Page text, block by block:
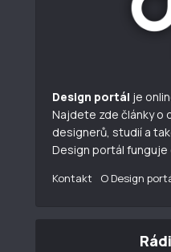
Design portál je
Najdete zde články o
designerů, studií a
Design portál funguje
Kontakt O Design